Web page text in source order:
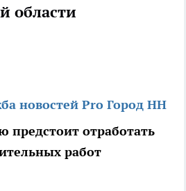
области
новостей Pro Город НН
предстоит отработать
работ